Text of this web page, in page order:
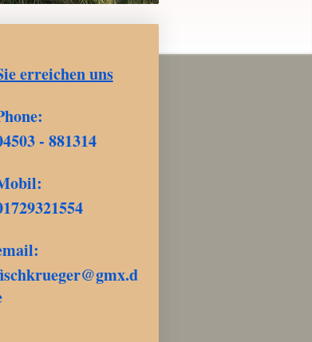
erreichen uns
- 881314